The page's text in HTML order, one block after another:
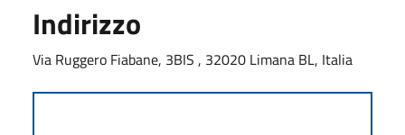
Indirizzo
Via Ruggero Fiabane, 3BIS , 32020 Limana BL, Italia